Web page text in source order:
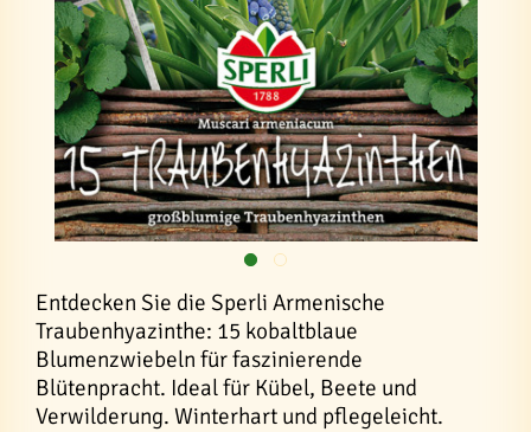
Entdecken Sie die Sperli Armenische
Traubenhyazinthe: 15 kobaltblaue
Blumenzwiebeln für faszinierende
Blütenpracht. Ideal für Kübel, Beete und
Verwilderung. Winterhart und pflegeleicht.